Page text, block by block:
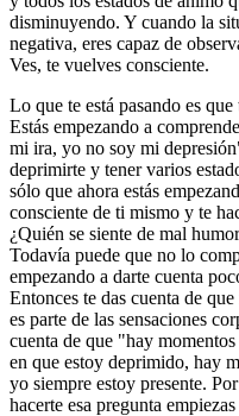
disminuyendo. Y cuando la
negativa, eres capaz de
Ves, te vuelves consciente.
Lo que te está pasando es
Estás empezando a
mi ira, yo no soy mi
deprimirte y tener varios
sólo que ahora estás
consciente de ti mismo y te
¿Quién se siente de mal
Todavía puede que no lo
empezando a darte cuenta
Entonces te das cuenta de
es parte de las sensaciones
cuenta de que "hay
en que estoy deprimido, hay
yo siempre estoy presente.
hacerte esa pregunta